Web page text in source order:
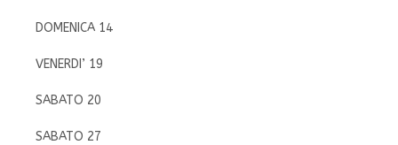
DOMENICA 14
VENERDI’ 19
SABATO 20
SABATO 27